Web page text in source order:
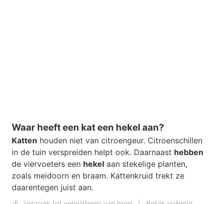
Waar heeft een kat een hekel aan?
Katten houden niet van citroengeur. Citroenschillen
in de tuin verspreiden helpt ook. Daarnaast hebben
de viervoeters een hekel aan stekelige planten,
zoals meidoorn en braam. Kattenkruid trekt ze
daarentegen juist aan.